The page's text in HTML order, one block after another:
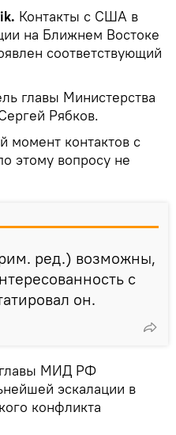
Контакты с США в
на Ближнем Востоке
соответствующий
главы Министерства
Рябков.
момент контактов с
этому вопросу не
ред.) возможны,
с
он.
главы МИД РФ
эскалации в
конфликта